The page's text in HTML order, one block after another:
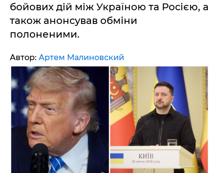
бойових дій між Україною та Росією, а
також анонсував обміни
полоненими.
Автор: Артем Малиновский